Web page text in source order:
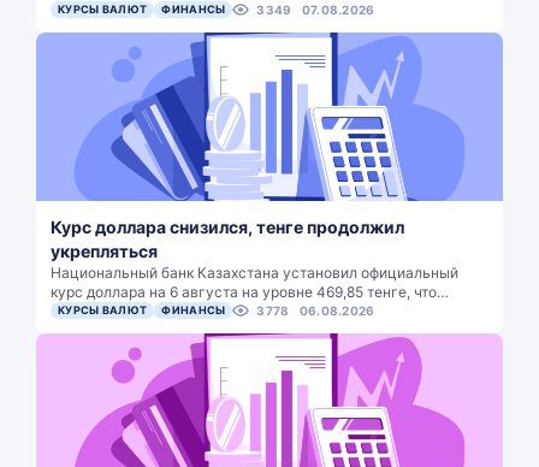
КУРСЫ ВАЛЮТ ФИНАНСЫ 3349 07.08.2026
Курс доллара снизился, тенге продолжил
укрепляться
Национальный банк Казахстана установил официальный
курс доллара на 6 августа на уровне 469,85 тенге, что…
КУРСЫ ВАЛЮТ ФИНАНСЫ 3778 06.08.2026